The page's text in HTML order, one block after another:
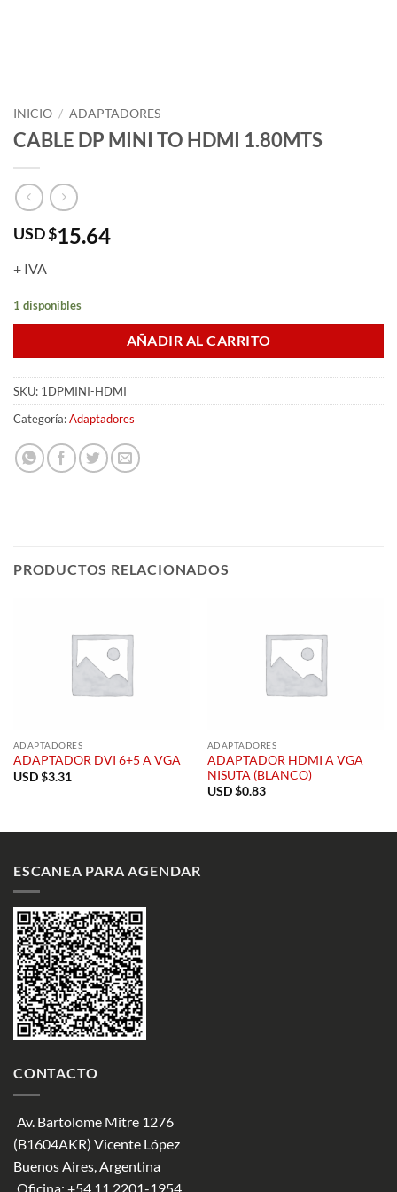
INICIO / ADAPTADORES
CABLE DP MINI TO HDMI 1.80MTS
USD $15.64
+ IVA
1 disponibles
AÑADIR AL CARRITO
SKU: 1DPMINI-HDMI
Categoría:Adaptadores
PRODUCTOS RELACIONADOS
ADAPTADORES
ADAPTADOR DVI 6+5 A VGA
USD $3.31
ADAPTADORES
ADAPTADOR HDMI A VGA
NISUTA (BLANCO)
USD $0.83
ESCANEA PARA AGENDAR
CONTACTO
Av. Bartolome Mitre 1276
(B1604AKR) Vicente López
Buenos Aires, Argentina
Oficina: +54 11 2201-1954